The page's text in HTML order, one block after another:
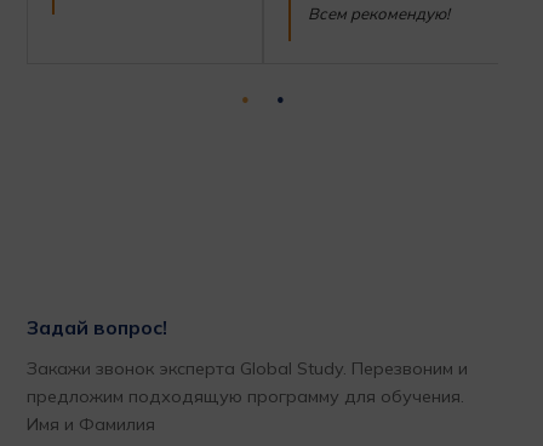
Всем рекомендую!
Задай вопрос!
Закажи звонок эксперта Global Study. Перезвоним и
предложим подходящую программу для обучения.
Имя и Фамилия